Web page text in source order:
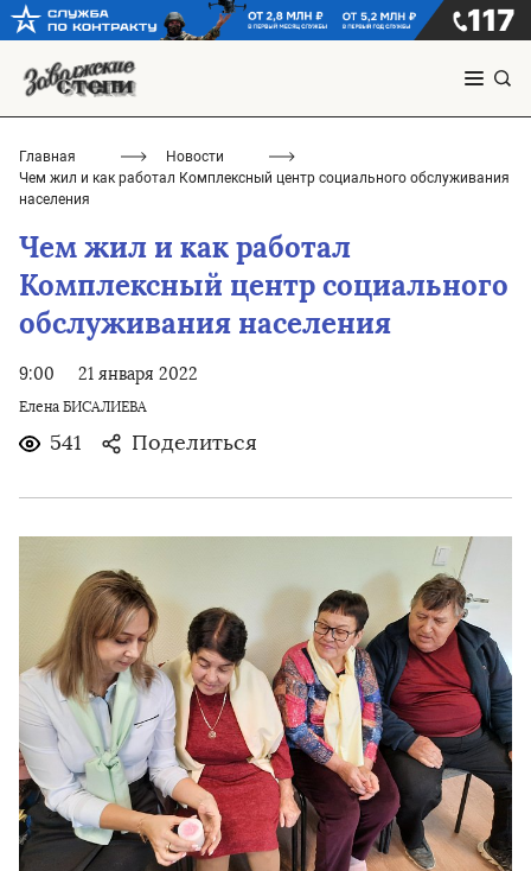
Главная
Новости
Чем жил и как работал Комплексный центр социального обслуживания
населения
Чем жил и как работал
Комплексный центр социального
обслуживания населения
9:00 21 января 2022
Елена БИСАЛИЕВА
541 Поделиться